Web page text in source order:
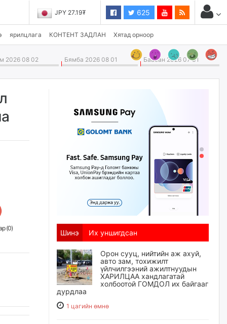
JPY 27.19₮ 625
ярилцлага КОНТЕНТ ЗАДЛАН Хятад орноор
2026 08 02 Бямба 2026 08 01 Баасан 2026 07 31
(0)
Шинэ Их уншигдсан
Орон сууц, нийтийн аж ахуй,
авто зам, тохижилт
үйлчилгээний ажилтнуудын
ХАРИЛЦАА хандлагатай
холбоотой ГОМДОЛ их байгааг
дурдлаа
1 цагийн өмнө